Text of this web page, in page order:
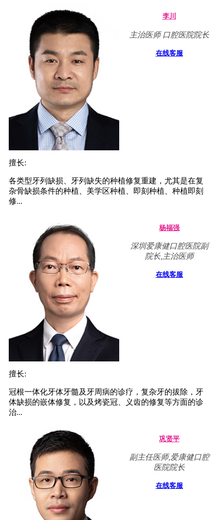
李川
主治医师 口腔医院院长
在线客服
擅长:
各类型牙列缺损、牙列缺失的种植修复重建，尤其是在复
杂骨缺损条件的种植、美学区种植、即刻种植、种植即刻
修...
杨福强
深圳爱康健口腔医院副
院长,主治医师
在线客服
擅长:
冠根一体化牙体牙髓及牙周病的诊疗，复杂牙的拔除，牙
体缺损的嵌体修复，以及烤瓷冠、义齿的修复等方面的诊
治...
巩贤平
副主任医师,爱康健口腔
医院院长
在线客服